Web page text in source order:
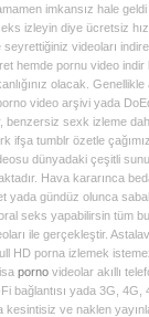
imkansız hale
izleyin diye ücretsiz
seyrettiğiniz videoları
hemde pornu video indir
olacak.
video arşivi yada
benzersiz sexk izleme
ifşa tumblr özetle
dünyadaki çeşitli
Hava kararınca
yada gündüz olunca
seks yapabilirsin tüm
ile gerçekleştir.
HD porna izlemek
porno videolar akıllı
bağlantısı yada 3G, 4G,
kesintisiz ve naklen